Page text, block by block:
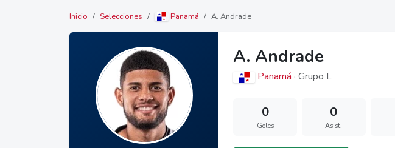
Inicio Selecciones Panamá A. Andrade
A. Andrade
Panamá · Grupo L
0
Goles
0
Asist.